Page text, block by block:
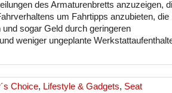
des Armaturenbretts anzuzeigen,
um Fahrtipps anzubieten, die
sogar Geld durch geringeren
weniger ungeplante
Choice, Lifestyle & Gadgets, Seat